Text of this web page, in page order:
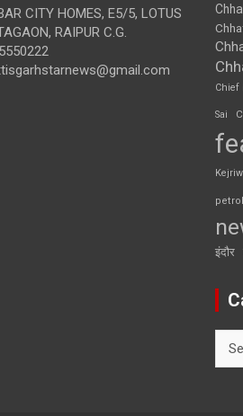
CITY HOMES, E5/5, LOTUS
RAIPUR C.G.
Chief
Sai
petrol
इंदौर